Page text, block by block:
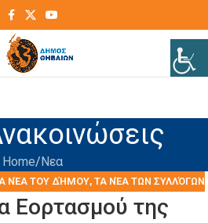
Home Νεα
ΝΈΑ ΤΟΥ ΔΉΜΟΥ, ΤΑ ΝΈΑ ΤΩΝ ΣΥΛΛΌΓΩΝ
Εορτασμού της